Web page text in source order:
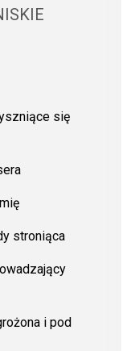
się
stroniąca
i pod